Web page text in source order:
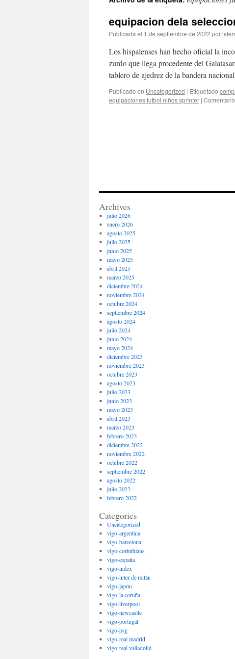
contenido
equipacion dela
Publicada el 1 de septiembre de 2022 por
Los hispalenses han hecho oficial la
zurdo que llega procedente del
tablero de ajedrez de la bandera
Publicado en Uncategorized | Etiquetado
equipaciones futbol niños sprinter |
Archives
julio 2026
enero 2026
agosto 2025
julio 2025
junio 2025
mayo 2025
abril 2025
marzo 2025
diciembre 2024
noviembre 2024
octubre 2024
septiembre 2024
agosto 2024
julio 2024
junio 2024
mayo 2024
diciembre 2023
noviembre 2023
octubre 2023
agosto 2023
julio 2023
junio 2023
mayo 2023
abril 2023
marzo 2023
febrero 2023
diciembre 2022
noviembre 2022
octubre 2022
septiembre 2022
agosto 2022
julio 2022
febrero 2022
Categories
Uncategorized
vigo-argentina
vigo-barcelona
vigo-corinthians
vigo-españa
vigo-index
vigo-inter de milán
vigo-japón
vigo-la coruña
vigo-liverpool
vigo-newcastle
vigo-portugal
vigo-psg
vigo-real madrid
vigo-real valladolid